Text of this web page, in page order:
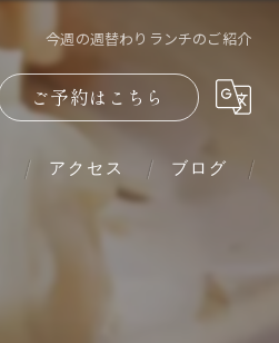
今週の週替わりランチのご紹介
ご予約はこちら
アクセス ブログ